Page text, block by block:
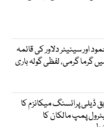
اور سینیٹر دلاور کی قائمہ
گرما گرمی، لفظی گولہ باری
پرائسنگ میکانزم کا
پمپ مالکان کا